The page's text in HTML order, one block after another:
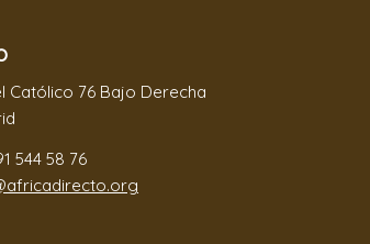
Católico 76 Bajo Derecha
544 58 76